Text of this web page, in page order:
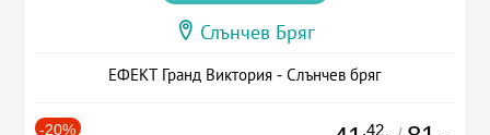
Слънчев Бряг
ЕФЕКТ Гранд Виктория - Слънчев бряг
-20% .42